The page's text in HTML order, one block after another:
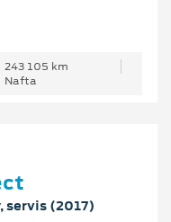
243 105 km
Nafta
servis (2017)